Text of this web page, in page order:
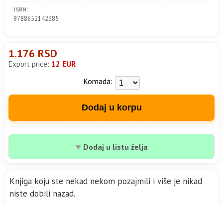
ISBN:
9788652142385
1.176 RSD
Export price: 12 EUR
Komada:
Dodaj u korpu
♥ Dodaj u listu želja
Knjiga koju ste nekad nekom pozajmili i više је nikad
niste dobili nazad.